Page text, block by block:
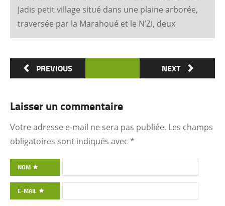
Jadis petit village situé dans une plaine arborée,
traversée par la Marahoué et le N’Zi, deux
affluents du Bandama, Yamoussoukro est
synonyme de la Côte d’Ivoire Un symbole
universel Créée ex nihilo au centre du pays à
un événement majeur dans l’histoire de
l’urbanisme de la Côte d’Ivoire. Félix Houphouët-
Boigny et ses architectes (Pierre Fakhoury et
Clément Cacoub pour la Fondation FHB, …) ont
voulu que tout, depuis le plan général des
quartiers administratifs et résidentiels jusqu’à la
PREVIOUS NEXT
Laisser un commentaire
Votre adresse e-mail ne sera pas publiée. Les champs
obligatoires sont indiqués avec *
NOM
E-MAIL